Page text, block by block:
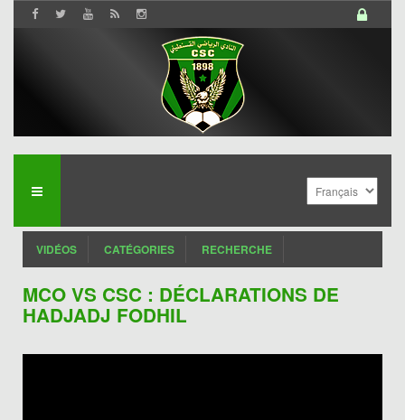
VIDÉOS CATÉGORIES RECHERCHE
MCO VS CSC : DÉCLARATIONS DE
HADJADJ FODHIL